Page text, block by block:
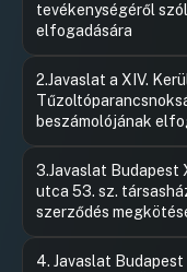
tevékenységéről
elfogadására
2.Javaslat a XIV.
beszámolójának
3.Javaslat Budapest
utca 53. sz.
szerződés
4. Javaslat Budapest